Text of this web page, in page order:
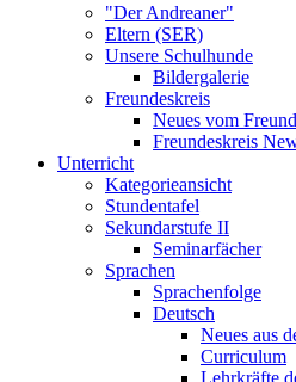
"Der Andreaner"
Eltern (SER)
Unsere Schulhunde
Bildergalerie
Freundeskreis
Neues vom
Freundeskreis
Unterricht
Kategorieansicht
Stundentafel
Sekundarstufe II
Seminarfächer
Sprachen
Sprachenfolge
Deutsch
Neues aus
Curriculum